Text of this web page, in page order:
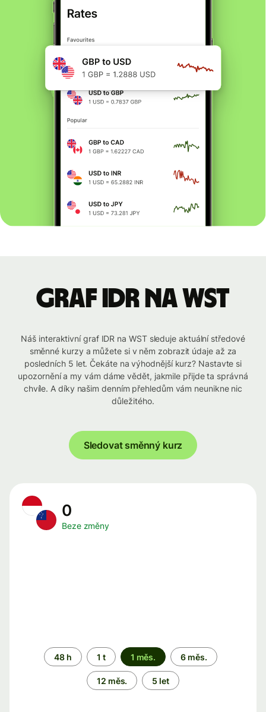
graf IDR na WST
Náš interaktivní graf IDR na WST sleduje aktuální středové
směnné kurzy a můžete si v něm zobrazit údaje až za
posledních 5 let. Čekáte na výhodnější kurz? Nastavte si
upozornění a my vám dáme vědět, jakmile přijde ta správná
chvíle. A díky našim denním přehledům vám neunikne nic
důležitého.
Sledovat směnný kurz
0
Beze změny
Časové
období
48 h 1 t 1 měs. 6 měs.
12 měs. 5 let